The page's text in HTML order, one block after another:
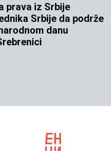
prava iz Srbije
Srbije da podrže
danu